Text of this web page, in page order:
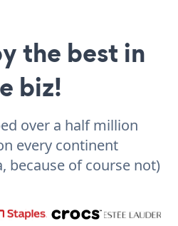
the best in
biz!
over a half million
every continent
because of course not)